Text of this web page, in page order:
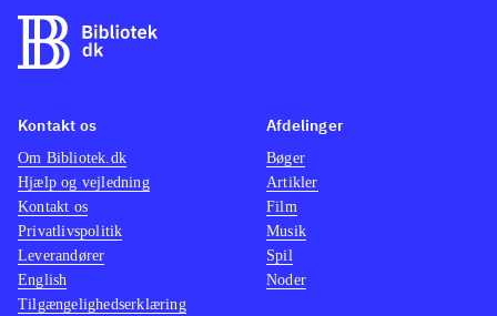
Kontakt os
Om Bibliotek.dk
Hjælp og vejledning
Kontakt os
Privatlivspolitik
Leverandører
English
Tilgængelighedserklæring
Afdelinger
Bøger
Artikler
Film
Musik
Spil
Noder